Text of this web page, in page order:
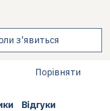
з'явиться
Порівняти
Відгуки